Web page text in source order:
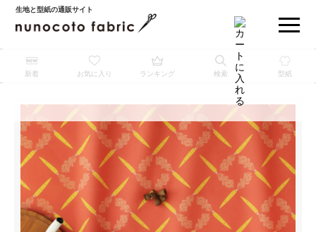
生地と型紙の通販サイト
新着 お気に入り ランキング 検索 型紙